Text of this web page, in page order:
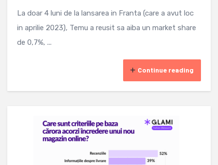
La doar 4 luni de la lansarea in Franta (care a avut loc
in aprilie 2023), Temu a reusit sa aiba un market share
de 0,7%, ...
Continue reading